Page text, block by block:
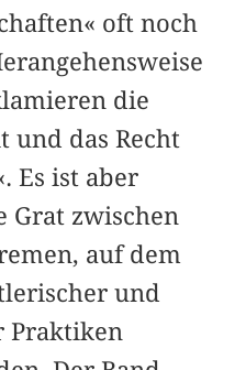
oft noch
die
und das Recht
Es ist aber
Grat zwischen
auf dem
und
Praktiken